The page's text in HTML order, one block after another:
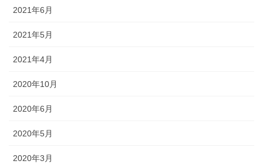
2021年6月
2021年5月
2021年4月
2020年10月
2020年6月
2020年5月
2020年3月